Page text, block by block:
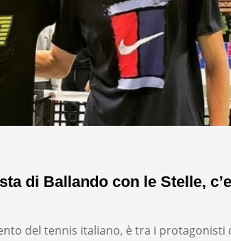
di Ballando con le Stelle,
del tennis italiano, è tra i protagonisti